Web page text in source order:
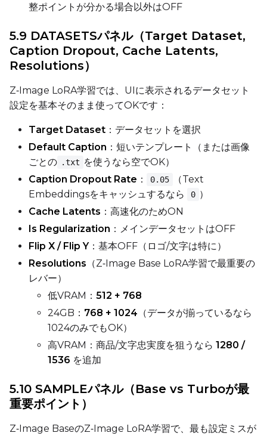
Prompt
Height
整ポイントが分かる場合以外はOFF
5.9 DATASETSパネル（Target Dataset,
Caption Dropout, Cache Latents,
Resolutions）
Z‑Image LoRA学習では、UIに表示されるデータセット
設定を基本そのまま使ってOKです：
Target Dataset ：データセットを選択
Default Caption ：短いテンプレート（または画像
ごとの .txt を使うなら空でOK）
Caption Dropout Rate ： 0.05
（Text
Embeddingsをキャッシュするなら
0 ）
Cache Latents ：高速化のためON
Is Regularization ：メインデータセットはOFF
Flip X / Flip Y：基本OFF（ロゴ/文字は特に）
Resolutions （Z‑Image Base LoRA学習で最重要の
レバー）
低VRAM： 512 + 768
24GB： 768 + 1024 （データが揃っているなら
1024のみでもOK）
高VRAM：商品/文字忠実度を狙うなら 1280 /
1536 を追加
5.10 SAMPLEパネル（Base vs Turboが最
重要ポイント）
Z‑Image BaseのZ‑Image LoRA学習で、最も設定ミスが